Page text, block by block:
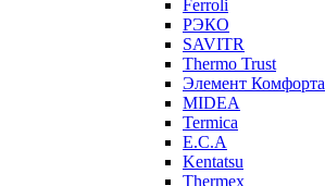
Ferroli
РЭКО
SAVITR
Thermo Trust
Элемент Комфорта
MIDEA
Termica
E.C.A
Kentatsu
Thermex